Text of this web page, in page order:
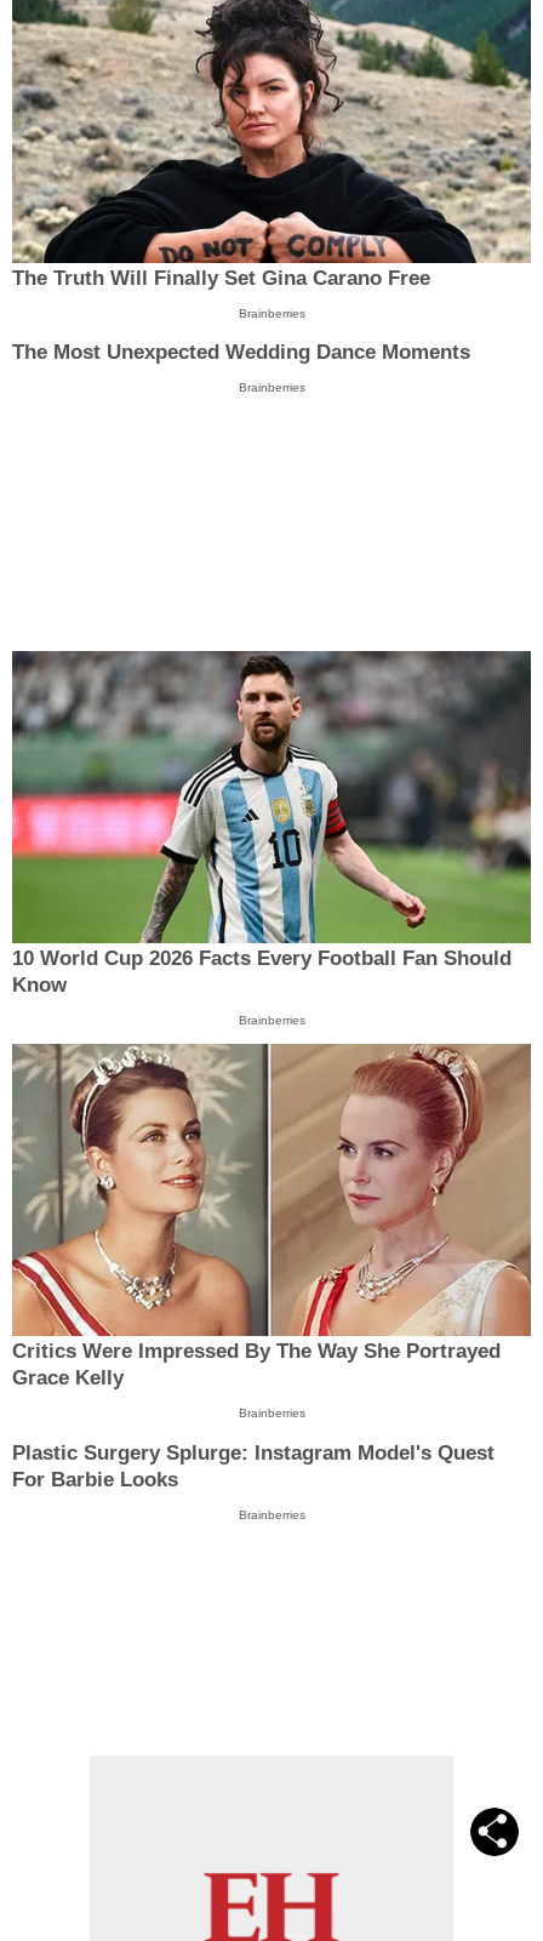
The Truth Will Finally Set Gina Carano Free
Brainberries
The Most Unexpected Wedding Dance Moments
Brainberries
10 World Cup 2026 Facts Every Football Fan Should
Know
Brainberries
Critics Were Impressed By The Way She Portrayed
Grace Kelly
Brainberries
Plastic Surgery Splurge: Instagram Model's Quest
For Barbie Looks
Brainberries